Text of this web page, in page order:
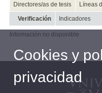
Directores/as de tesis
Líneas
Verificación Indicadores
Información no disponible
Cookies y
privacidad